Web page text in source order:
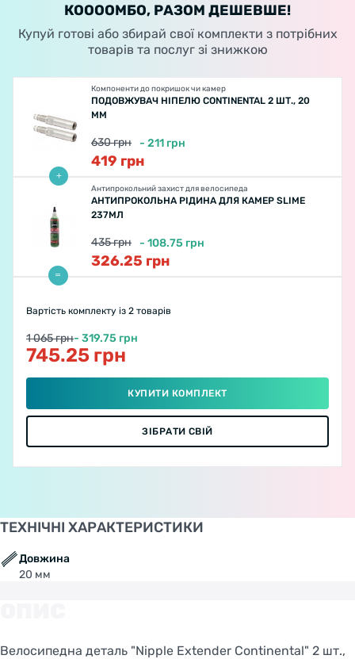
КООООМБО, РАЗОМ ДЕШЕВШЕ!
Купуй готові або збирай свої комплекти з потрібних
товарів та послуг зі знижкою
Компоненти до покришок чи камер
ПОДОВЖУВАЧ НІПЕЛЮ CONTINENTAL 2 ШТ., 20
ММ
630грн - 211 грн
419 грн
Антипрокольний захист для велосипеда
АНТИПРОКОЛЬНА РІДИНА ДЛЯ КАМЕР SLIME
237МЛ
435грн - 108.75 грн
326.25 грн
Вартість комплекту із 2 товарів
1 065 грн- 319.75 грн
745.25 грн
КУПИТИ КОМПЛЕКТ
ЗІБРАТИ СВІЙ
ТЕХНІЧНІ ХАРАКТЕРИСТИКИ
Довжина
20 мм
Велосипедна деталь "Nipple Extender Continental" 2 шт.,